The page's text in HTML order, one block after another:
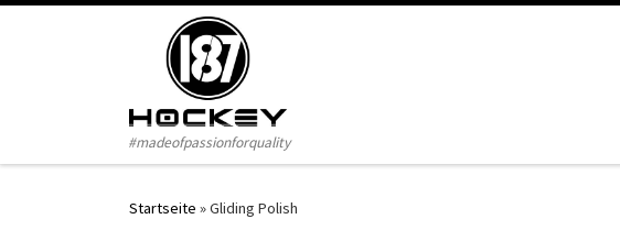
#madeofpassionforquality
Startseite »Gliding Polish